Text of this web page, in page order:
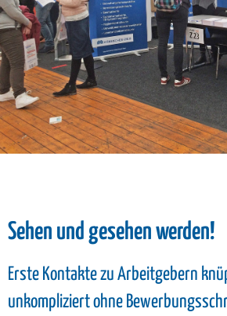
Sehen und gesehen werden!
Erste Kontakte zu Arbeitgebern
unkompliziert ohne